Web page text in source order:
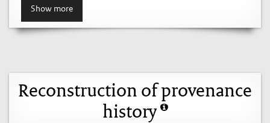
Show more
Reconstruction of provenance
history